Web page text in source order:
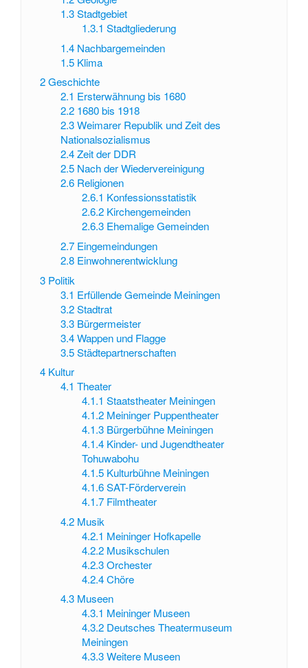
1.3 Stadtgebiet
1.3.1 Stadtgliederung
1.4 Nachbargemeinden
1.5 Klima
2Geschichte
2.1 Ersterwähnung bis 1680
2.2 1680 bis 1918
2.3 Weimarer Republik und Zeit des
Nationalsozialismus
2.4 Zeit der DDR
2.5 Nach der Wiedervereinigung
2.6 Religionen
2.6.1 Konfessionsstatistik
2.6.2 Kirchengemeinden
2.6.3 Ehemalige Gemeinden
2.7 Eingemeindungen
2.8 Einwohnerentwicklung
3 Politik
3.1 Erfüllende Gemeinde Meiningen
3.2 Stadtrat
3.3 Bürgermeister
3.4 Wappen und Flagge
3.5 Städtepartnerschaften
4 Kultur
4.1 Theater
4.1.1 Staatstheater Meiningen
4.1.2 Meininger Puppentheater
4.1.3 Bürgerbühne Meiningen
4.1.4 Kinder- und Jugendtheater
Tohuwabohu
4.1.5 Kulturbühne Meiningen
4.1.6 SAT-Förderverein
4.1.7 Filmtheater
4.2 Musik
4.2.1 Meininger Hofkapelle
4.2.2 Musikschulen
4.2.3 Orchester
4.2.4 Chöre
4.3 Museen
4.3.1 Meininger Museen
4.3.2 Deutsches Theatermuseum
Meiningen
4.3.3 Weitere Museen